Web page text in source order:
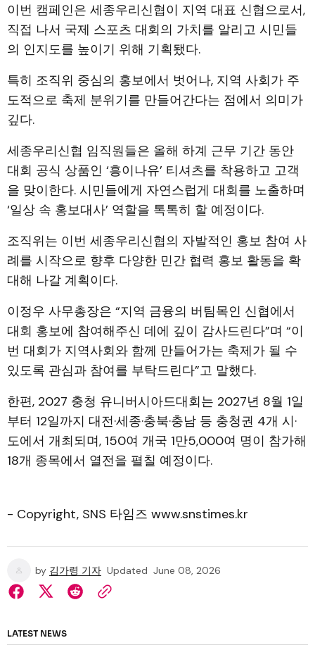
이번 캠페인은 세종우리신협이 지역 대표 신협으로서,
직접 나서 국제 스포츠 대회의 가치를 알리고 시민들
의 인지도를 높이기 위해 기획됐다.
특히 조직위 중심의 홍보에서 벗어나, 지역 사회가 주
도적으로 축제 분위기를 만들어간다는 점에서 의미가
깊다.
세종우리신협 임직원들은 올해 하계 근무 기간 동안
대회 공식 상품인 ‘흥이나유’ 티셔츠를 착용하고 고객
을 맞이한다. 시민들에게 자연스럽게 대회를 노출하며
‘일상 속 홍보대사’ 역할을 톡톡히 할 예정이다.
조직위는 이번 세종우리신협의 자발적인 홍보 참여 사
례를 시작으로 향후 다양한 민간 협력 홍보 활동을 확
대해 나갈 계획이다.
이정우 사무총장은 “지역 금융의 버팀목인 신협에서
대회 홍보에 참여해주신 데에 깊이 감사드린다”며 “이
번 대회가 지역사회와 함께 만들어가는 축제가 될 수
있도록 관심과 참여를 부탁드린다”고 말했다.
한편, 2027 충청 유니버시아드대회는 2027년 8월 1일
부터 12일까지 대전·세종·충북·충남 등 충청권 4개 시·
도에서 개최되며, 150여 개국 1만5,000여 명이 참가해
18개 종목에서 열전을 펼칠 예정이다.
- Copyright, SNS 타임즈 www.snstimes.kr
by 김가령 기자 Updated June 08, 2026
LATEST NEWS